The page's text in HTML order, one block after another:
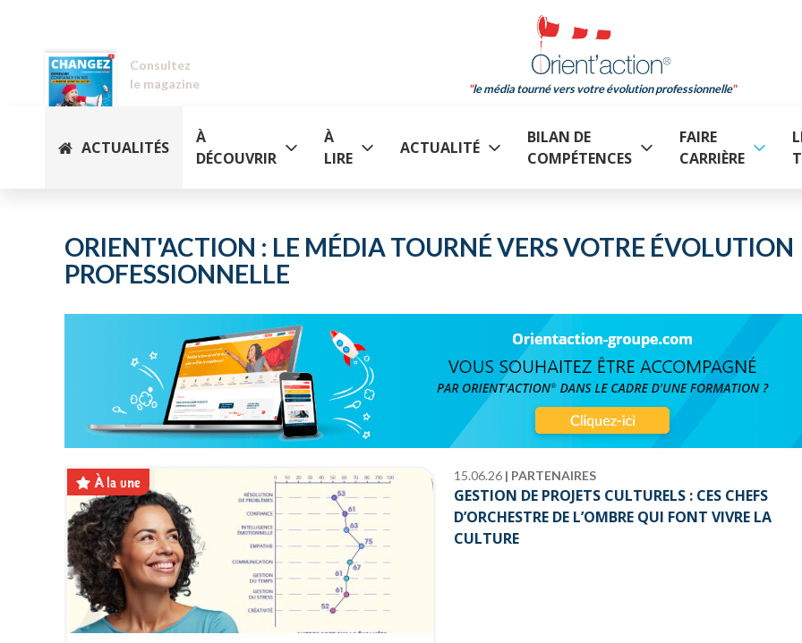
Consultez
le magazine
le média tourné vers votre évolution professionnelle
ACTUALITÉS
À
DÉCOUVRIR
À
LIRE
ACTUALITÉ
BILAN DE
COMPÉTENCES
FAIRE
CARRIÈRE
ORIENT'ACTION : LE MÉDIA TOURNÉ VERS VOTRE ÉVOLUTION
PROFESSIONNELLE
À la une 15.06.26 | PARTENAIRES
GESTION DE PROJETS CULTURELS : CES CHEFS
D’ORCHESTRE DE L’OMBRE QUI FONT VIVRE LA
CULTURE